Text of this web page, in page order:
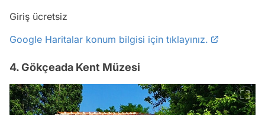
Giriş ücretsiz
Google Haritalar konum bilgisi için tıklayınız.
4. Gökçeada Kent Müzesi